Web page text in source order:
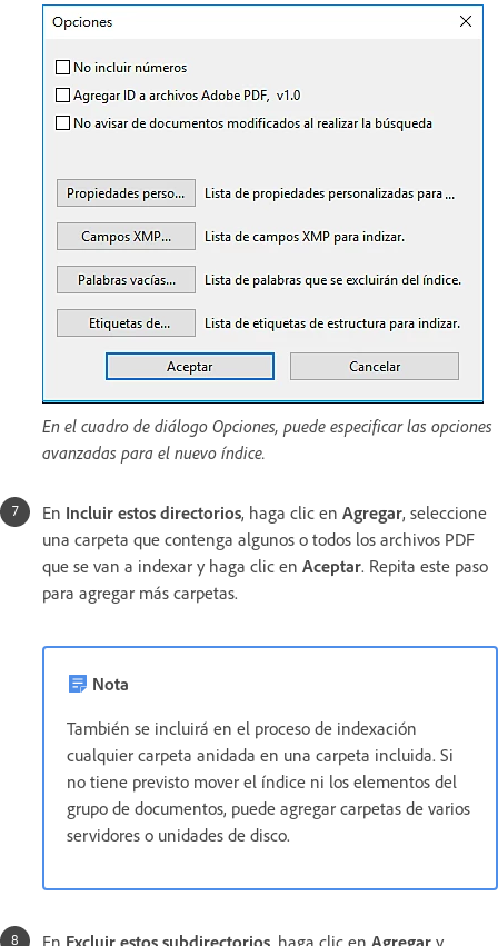
En el cuadro de diálogo Opciones, puede especificar las opciones
avanzadas para el nuevo índice.
En Incluir estos directorios, haga clic en Agregar, seleccione
una carpeta que contenga algunos o todos los archivos PDF
que se van a indexar y haga clic en Aceptar. Repita este paso
para agregar más carpetas.
Nota
También se incluirá en el proceso de indexación
cualquier carpeta anidada en una carpeta incluida. Si
no tiene previsto mover el índice ni los elementos del
grupo de documentos, puede agregar carpetas de varios
servidores o unidades de disco.